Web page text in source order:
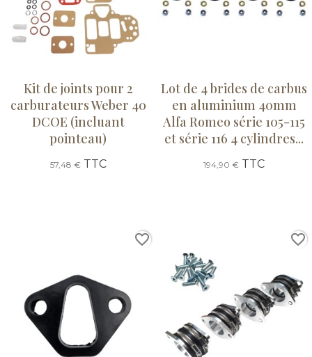
Kit de joints pour 2
carburateurs Weber 40
DCOE (incluant
pointeau)
57,48 €TTC
Lot de 4 brides de carbus
en aluminium 40mm
Alfa Romeo série 105-115
et série 116 4 cylindres...
194,90 € TTC
favorite_border favorite_border